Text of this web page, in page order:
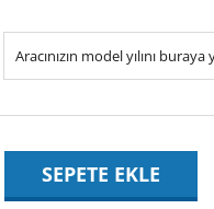
SEPETE EKLE